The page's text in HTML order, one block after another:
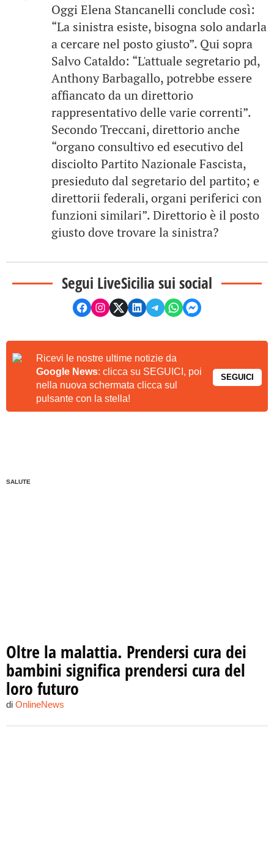
Oggi Elena Stancanelli conclude così:
“La sinistra esiste, bisogna solo andarla
a cercare nel posto giusto”. Qui sopra
Salvo Cataldo: “L'attuale segretario pd,
Anthony Barbagallo, potrebbe essere
affiancato da un direttorio
rappresentativo delle varie correnti”.
Secondo Treccani, direttorio anche
“organo consultivo ed esecutivo del
disciolto Partito Nazionale Fascista,
presieduto dal segretario del partito; e
direttorii federali, organi periferici con
funzioni similari”. Direttorio è il posto
giusto dove trovare la sinistra?
Segui LiveSicilia sui social
Ricevi le nostre ultime notizie da
Google News: clicca su SEGUICI, poi
nella nuova schermata clicca sul
pulsante con la stella!
SEGUICI
SALUTE
Oltre la malattia. Prendersi cura dei
bambini significa prendersi cura del
loro futuro
di OnlineNews